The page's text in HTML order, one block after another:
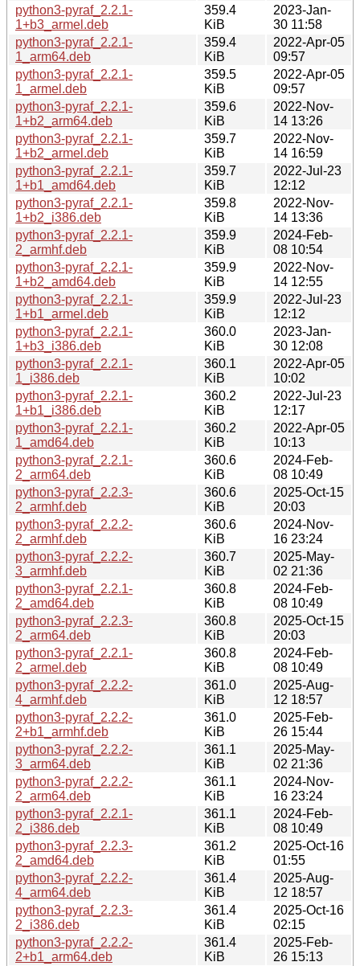
python3-pyraf_2.2.1-
1+b3_armel.deb
359.4
KiB
2023-Jan-
30 11:58
python3-pyraf_2.2.1-
1_arm64.deb
359.4
KiB
2022-Apr-05
09:57
python3-pyraf_2.2.1-
1_armel.deb
359.5
KiB
2022-Apr-05
09:57
python3-pyraf_2.2.1-
1+b2_arm64.deb
359.6
KiB
2022-Nov-
14 13:26
python3-pyraf_2.2.1-
1+b2_armel.deb
359.7
KiB
2022-Nov-
14 16:59
python3-pyraf_2.2.1-
1+b1_amd64.deb
359.7
KiB
2022-Jul-23
12:12
python3-pyraf_2.2.1-
1+b2_i386.deb
359.8
KiB
2022-Nov-
14 13:36
python3-pyraf_2.2.1-
2_armhf.deb
359.9
KiB
2024-Feb-
08 10:54
python3-pyraf_2.2.1-
1+b2_amd64.deb
359.9
KiB
2022-Nov-
14 12:55
python3-pyraf_2.2.1-
1+b1_armel.deb
359.9
KiB
2022-Jul-23
12:12
python3-pyraf_2.2.1-
1+b3_i386.deb
360.0
KiB
2023-Jan-
30 12:08
python3-pyraf_2.2.1-
1_i386.deb
360.1
KiB
2022-Apr-05
10:02
python3-pyraf_2.2.1-
1+b1_i386.deb
360.2
KiB
2022-Jul-23
12:17
python3-pyraf_2.2.1-
1_amd64.deb
360.2
KiB
2022-Apr-05
10:13
python3-pyraf_2.2.1-
2_arm64.deb
360.6
KiB
2024-Feb-
08 10:49
python3-pyraf_2.2.3-
2_armhf.deb
360.6
KiB
2025-Oct-15
20:03
python3-pyraf_2.2.2-
2_armhf.deb
360.6
KiB
2024-Nov-
16 23:24
python3-pyraf_2.2.2-
3_armhf.deb
360.7
KiB
2025-May-
02 21:36
python3-pyraf_2.2.1-
2_amd64.deb
360.8
KiB
2024-Feb-
08 10:49
python3-pyraf_2.2.3-
2_arm64.deb
360.8
KiB
2025-Oct-15
20:03
python3-pyraf_2.2.1-
2_armel.deb
360.8
KiB
2024-Feb-
08 10:49
python3-pyraf_2.2.2-
4_armhf.deb
361.0
KiB
2025-Aug-
12 18:57
python3-pyraf_2.2.2-
2+b1_armhf.deb
361.0
KiB
2025-Feb-
26 15:44
python3-pyraf_2.2.2-
3_arm64.deb
361.1
KiB
2025-May-
02 21:36
python3-pyraf_2.2.2-
2_arm64.deb
361.1
KiB
2024-Nov-
16 23:24
python3-pyraf_2.2.1-
2_i386.deb
361.1
KiB
2024-Feb-
08 10:49
python3-pyraf_2.2.3-
2_amd64.deb
361.2
KiB
2025-Oct-16
01:55
python3-pyraf_2.2.2-
4_arm64.deb
361.4
KiB
2025-Aug-
12 18:57
python3-pyraf_2.2.3-
2_i386.deb
361.4
KiB
2025-Oct-16
02:15
python3-pyraf_2.2.2-
2+b1_arm64.deb
361.4
KiB
2025-Feb-
26 15:13